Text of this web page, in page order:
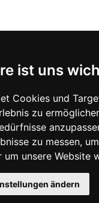
ist uns
Cookies und
zu
zu messen,
um unsere Website
ändern